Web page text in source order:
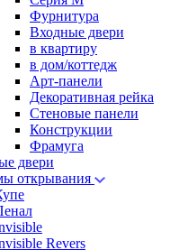
Фурнитура
Входные двери
в квартиру
в дом/коттедж
Арт-панели
Декоративная рейка
Стеновые панели
Конструкции
Фрамуга
двери
открывания
Revers